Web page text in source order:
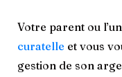
Votre parent ou
curatelle et vous
gestion de son